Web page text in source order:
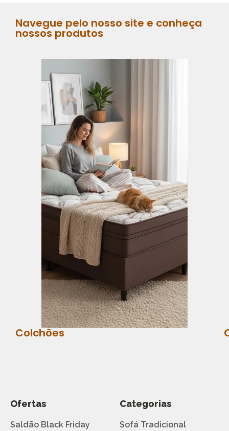
Navegue pelo nosso site e conheça
nossos produtos
Colchões
Ofertas
Saldão Black Friday
Categorias
Sofá Tradicional